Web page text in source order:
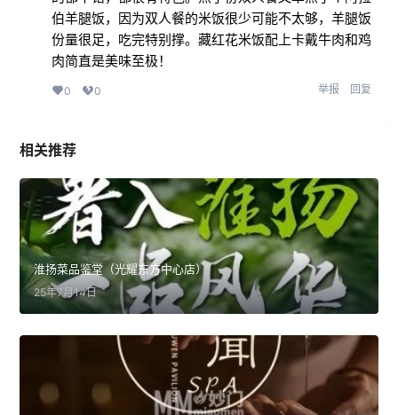
伯羊腿饭，因为双人餐的米饭很少可能不太够，羊腿饭
份量很足，吃完特别撑。藏红花米饭配上卡戴牛肉和鸡
肉简直是美味至极！
0 0 举报 回复
相关推荐
淮扬菜品鉴堂（光耀东方中心店）
25年7月14日